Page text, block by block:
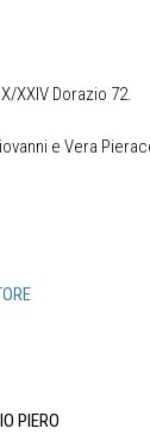
XXIV Dorazio 72.
e Vera
PIERO